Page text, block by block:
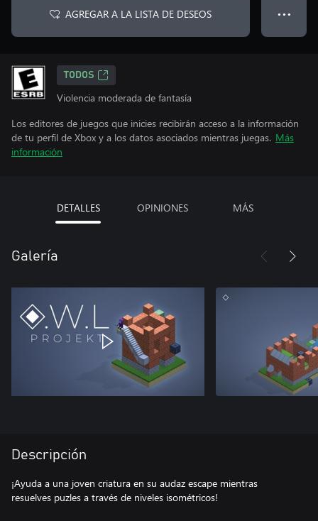
AGREGAR A LA LISTA DE DESEOS ● ● ●
TODOS
Violencia moderada de fantasía
Los editores de juegos que inicies recibirán acceso a la información
de tu perfil de Xbox y a los datos asociados mientras juegas. Más
información
DETALLES OPINIONES MÁS
Galería
Descripción
¡Ayuda a una joven criatura en su audaz escape mientras
resuelves puzles a través de niveles isométricos!